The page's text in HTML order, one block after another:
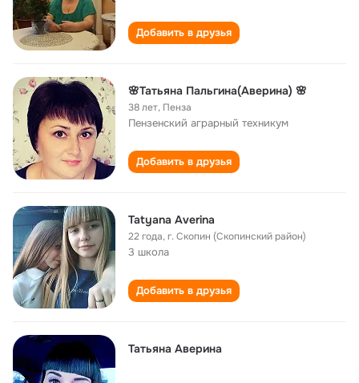
Добавить в друзья
🌸Татьяна Пaльгинa(Аверина) 🌸
38 лет, Пенза
Пензенский аграрный техникум
Добавить в друзья
Tatyana Averina
22 года,г. Скопин (Скопинский район)
3 школа
Добавить в друзья
Татьяна Аверина